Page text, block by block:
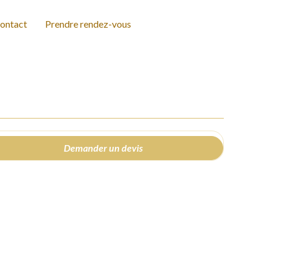
Prendre rendez-vous
Demander un devis